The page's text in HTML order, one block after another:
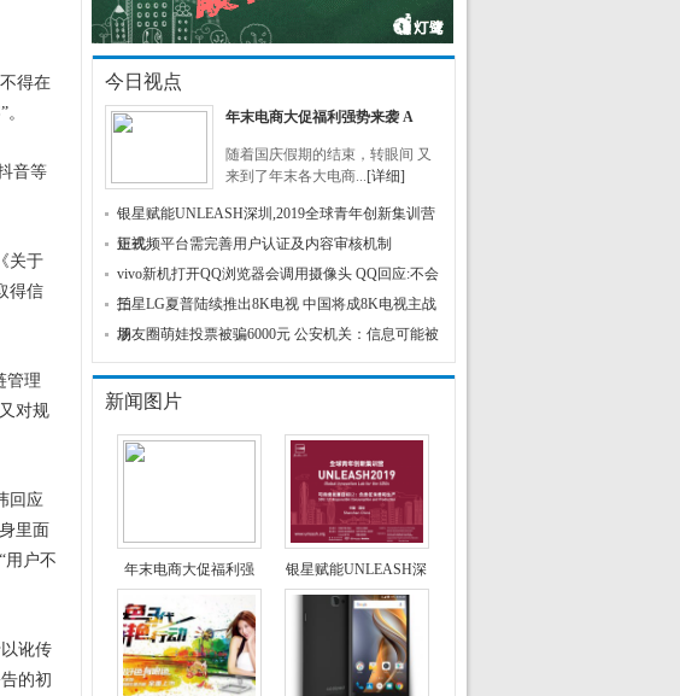
得在
音等
关于
得信
管理
对规
回应
里面
用户不
讹传
的初
今日视点
年末电商大促福利强势来袭 A
随着国庆假期的结束，转眼间 又
来到了年末各大电商...[详细]
银星赋能UNLEASH深圳,2019全球青年创新集训营
正式
短视频平台需完善用户认证及内容审核机制
vivo新机打开QQ浏览器会调用摄像头 QQ回应:不会
拍
三星LG夏普陆续推出8K电视 中国将成8K电视主战
场
朋友圈萌娃投票被骗6000元 公安机关：信息可能被
新闻图片
年末电商大促福利强 银星赋能UNLEASH深